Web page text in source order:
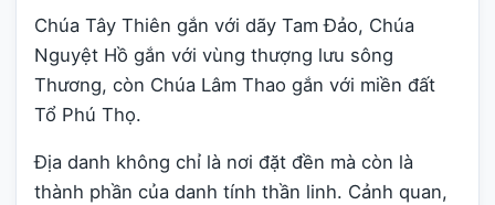
Chúa Tây Thiên gắn với dãy Tam Đảo, Chúa
Nguyệt Hồ gắn với vùng thượng lưu sông
Thương, còn Chúa Lâm Thao gắn với miền đất
Tổ Phú Thọ.
Địa danh không chỉ là nơi đặt đền mà còn là
thành phần của danh tính thần linh. Cảnh quan,